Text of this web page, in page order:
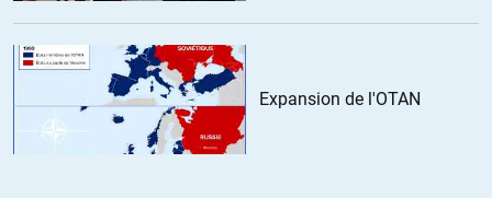
+10 ALERTER
FPOLE//21.03.2019 à 12h08Expansion de l'OTAN